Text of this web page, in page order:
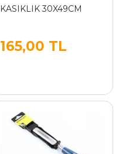
KASIKLIK 30X49CM
165,00 TL